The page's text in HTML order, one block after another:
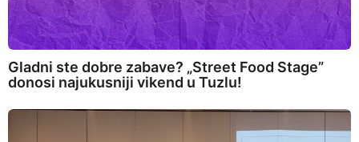
Gladni ste dobre zabave? „Street Food Stage”
donosi najukusniji vikend u Tuzlu!